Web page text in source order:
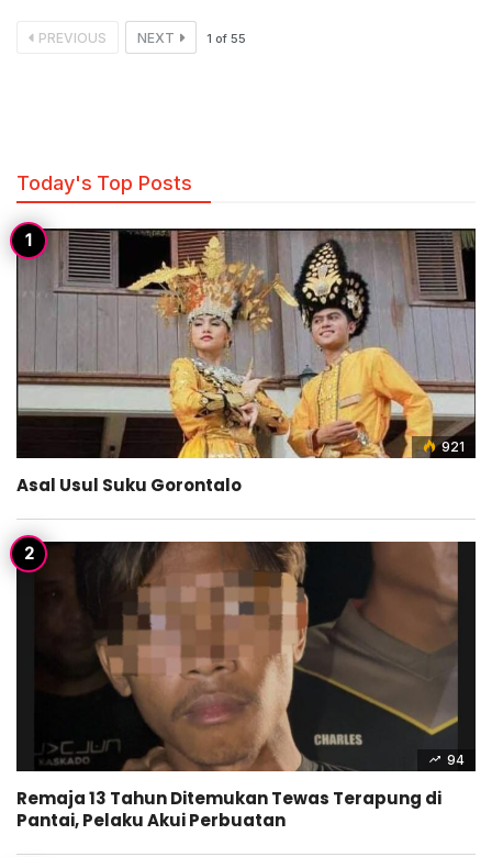
PREVIOUS NEXT 1 of 55
Today's Top Posts
921
Asal Usul Suku Gorontalo
94
Remaja 13 Tahun Ditemukan Tewas Terapung di
Pantai, Pelaku Akui Perbuatan